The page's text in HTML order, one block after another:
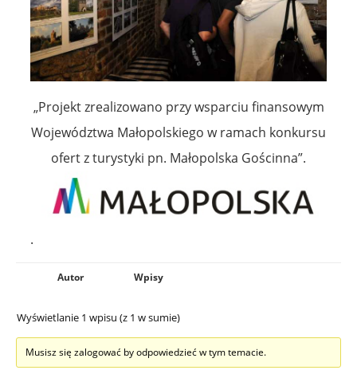
„Projekt zrealizowano przy wsparciu finansowym
Województwa Małopolskiego w ramach konkursu
ofert z turystyki pn. Małopolska Gościnna”.
.
Autor Wpisy
Wyświetlanie 1 wpisu (z 1 w sumie)
Musisz się zalogować by odpowiedzieć w tym temacie.